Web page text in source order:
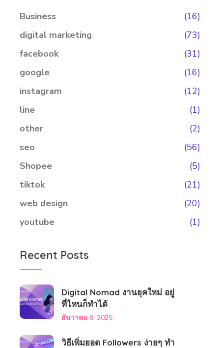
Business
(16)
digital marketing
(73)
facebook
(31)
google
(16)
instagram
(12)
line
(1)
other
(2)
seo
(56)
Shopee
(5)
tiktok
(21)
web design
(20)
youtube
(1)
Recent Posts
Digital Nomad งานยุคใหม่ อยู่
ที่ไหนก็ทำได้
ธันวาคม 8, 2025
วิธีเพิ่มยอด Followers ง่ายๆ ทำ